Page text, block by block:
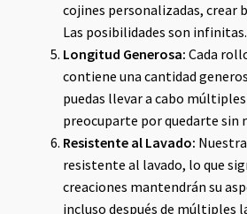
cojines personalizadas, crear
Las posibilidades son infinitas.
Longitud Generosa: Cada
contiene una cantidad
puedas llevar a cabo
preocuparte por quedarte sin
Resistente al Lavado:
resistente al lavado, lo que
creaciones mantendrán su
incluso después de múltiples